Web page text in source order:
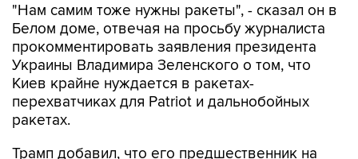
"Нам самим тоже нужны ракеты", - сказал он в
Белом доме, отвечая на просьбу журналиста
прокомментировать заявления президента
Украины Владимира Зеленского о том, что
Киев крайне нуждается в ракетах-
перехватчиках для Patriot и дальнобойных
ракетах.
Трамп добавил, что его предшественник на